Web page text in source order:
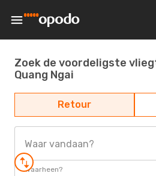
Zoek de voordeligste
Quang Ngai
Retour
Waar vandaan?
Waarheen?